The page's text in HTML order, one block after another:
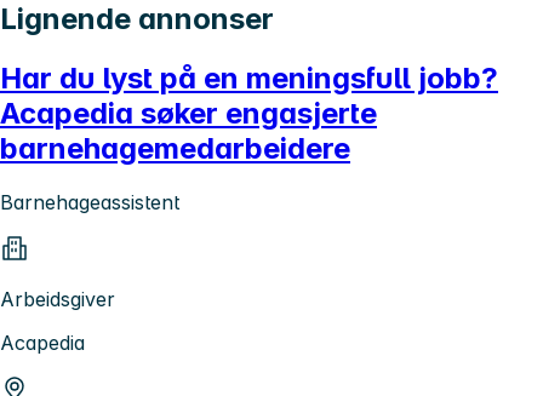
Lignende annonser
Har du lyst på en meningsfull jobb?
Acapedia søker engasjerte
barnehagemedarbeidere
Barnehageassistent
Arbeidsgiver
Acapedia